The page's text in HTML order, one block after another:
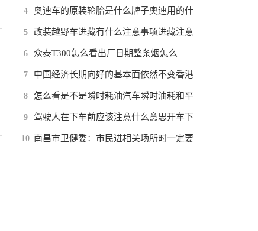
4 奥迪车的原装轮胎是什么牌子奥迪用的什
5 改装越野车进藏有什么注意事项进藏注意
6 众泰T300怎么看出厂日期整条烟怎么
7 中国经济长期向好的基本面依然不变香港
8 怎么看是不是瞬时耗油汽车瞬时油耗和平
9 驾驶人在下车前应该注意什么意思开车下
10 南昌市卫健委：市民进相关场所时一定要